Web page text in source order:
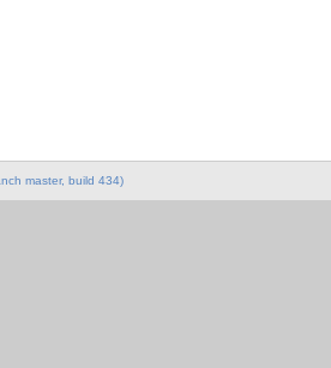
master, build 434)